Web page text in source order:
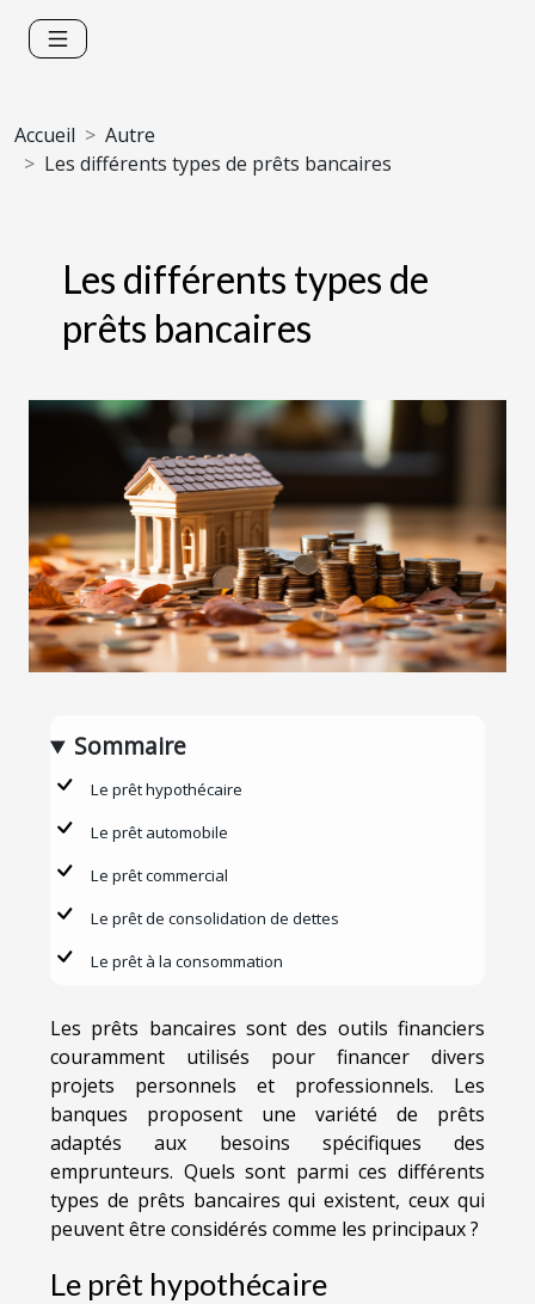
Accueil
Autre
Les différents types de prêts bancaires
Les différents types de
prêts bancaires
Sommaire
Le prêt hypothécaire
Le prêt automobile
Le prêt commercial
Le prêt de consolidation de dettes
Le prêt à la consommation
Les prêts bancaires sont des outils financiers
couramment utilisés pour financer divers
projets personnels et professionnels. Les
banques proposent une variété de prêts
adaptés aux besoins spécifiques des
emprunteurs. Quels sont parmi ces différents
types de prêts bancaires qui existent, ceux qui
peuvent être considérés comme les principaux ?
Le prêt hypothécaire